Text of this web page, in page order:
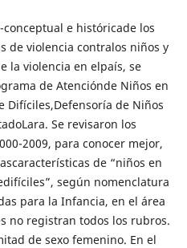
e históricade los
de violencia contralos niños y
la violencia en elpaís, se
de Atenciónde Niños en
Difíciles,Defensoría de Niños
Se revisaron los
2009, para conocer mejor,
de “niños en
según nomenclatura
para la Infancia, en el área
no registran todos los rubros.
de sexo femenino. En el